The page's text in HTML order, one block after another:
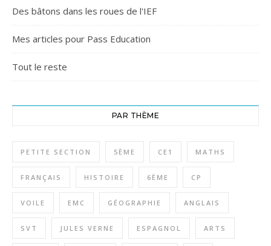
Des bâtons dans les roues de l'IEF
Mes articles pour Pass Education
Tout le reste
PAR THÈME
PETITE SECTION 5ÈME CE1 MATHS
FRANÇAIS HISTOIRE 6ÈME CP
VOILE EMC GÉOGRAPHIE ANGLAIS
SVT JULES VERNE ESPAGNOL ARTS